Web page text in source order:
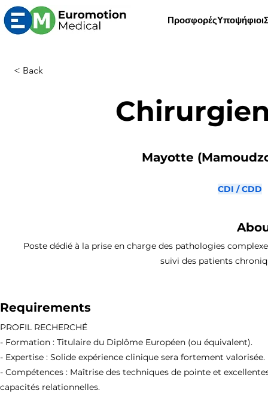
ΠροσφορέςΥποψήφιοι
< Back
Mayotte
CDI / CDD
Poste dédié à la prise en charge des pathologies
suivi des patients
Requirements
PROFIL RECHERCHÉ
- Formation : Titulaire du Diplôme Européen (ou équivalent).
- Expertise : Solide expérience clinique sera fortement valorisée.
- Compétences : Maîtrise des techniques de pointe et
capacités relationnelles.